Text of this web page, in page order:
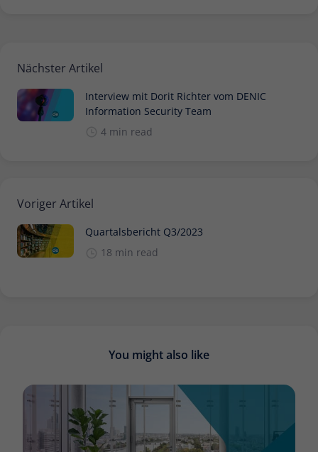
Nächster Artikel
Interview mit Dorit Richter vom DENIC
Information Security Team
4 min read
Voriger Artikel
Quartalsbericht Q3/2023
18 min read
You might also like